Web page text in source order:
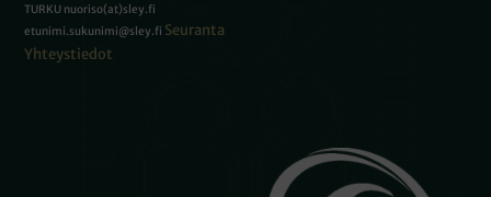
TURKU nuoriso(at)sley.fi
etunimi.sukunimi@sley.fi Seuranta
Yhteystiedot